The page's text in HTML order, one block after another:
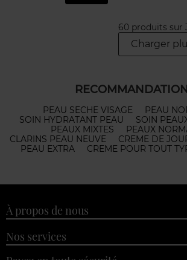
60 produits sur
Charger
PEAU SECHE VISAGE
PEAU
SOIN HYDRATANT PEAU
SOIN
PEAUX MIXTES
PEAUX
CLARINS PEAU NEUVE
CREME DE
PEAU EXTRA
CREME POUR TOUT
À propos de nous
Nos services